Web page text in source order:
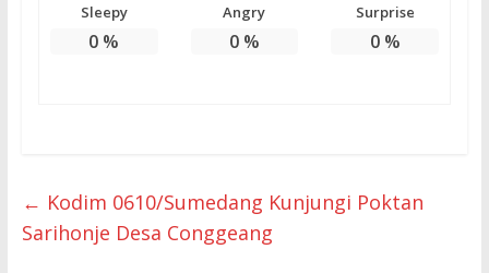
Sleepy
0 %
Angry
0%
Surprise
0%
← Kodim 0610/Sumedang Kunjungi Poktan
Sarihonje Desa Conggeang